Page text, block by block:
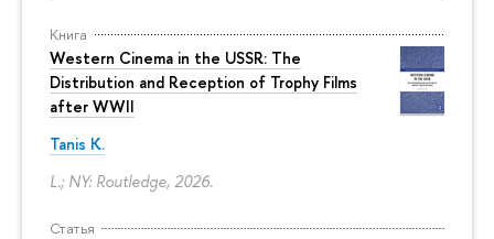
Книга
Western Cinema in the USSR: The
Distribution and Reception of Trophy Films
after WWII
Tanis K.
L.; NY: Routledge, 2026.
Статья